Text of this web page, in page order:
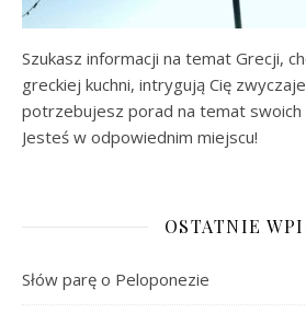
Szukasz informacji na temat Grecji,
greckiej kuchni, intrygują Cię
potrzebujesz porad na temat swoich
Jesteś w odpowiednim miejscu!
OSTATNIE
Słów parę o Peloponezie